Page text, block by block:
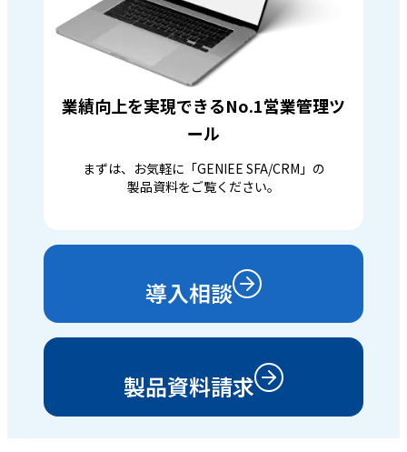
業績向上を実現できるNo.1営業管理ツ
ール
まずは、お気軽に「GENIEE SFA/CRM」の
製品資料をご覧ください。
導入相談
製品資料請求